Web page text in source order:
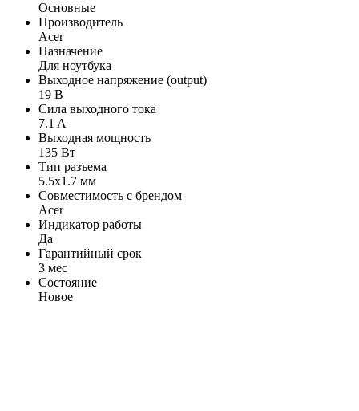
Основные
Производитель
Acer
Назначение
Для ноутбука
Выходное напряжение (output)
19 В
Сила выходного тока
7.1 A
Выходная мощность
135 Вт
Тип разъема
5.5x1.7 мм
Совместимость с брендом
Acer
Индикатор работы
Да
Гарантийный срок
3 мес
Состояние
Новое